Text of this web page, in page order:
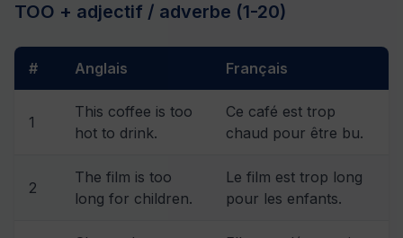
TOO + adjectif / adverbe (1-20)
# Anglais Français
1
This coffee is too
hot to drink.
Ce café est trop
chaud pour être bu.
2
The film is too
long for children.
Le film est trop long
pour les enfants.